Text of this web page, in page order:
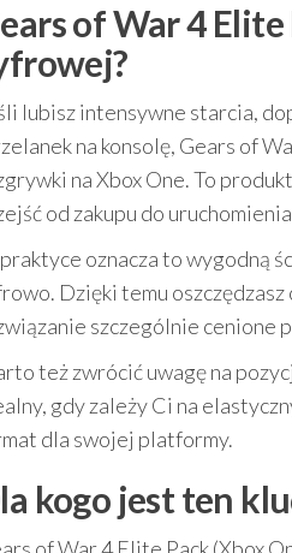
of War 4
lubisz intensywne starcia,
na konsolę, Gears of
na Xbox One. To
od zakupu do
oznacza to wygodną
Dzięki temu
szczególnie cenione
też zwrócić uwagę na
gdy zależy Ci na
dla swojej platformy.
kogo jest ten